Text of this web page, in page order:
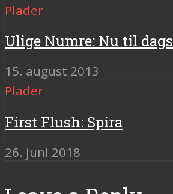
Plader
Ulige Numre: Nu til dags
15. august 2013
Plader
First Flush: Spira
26. juni 2018